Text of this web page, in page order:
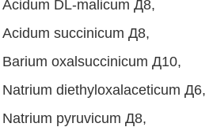
Acidum DL-malicum Д8,
Acidum succinicum Д8,
Barium oxalsuccinicum Д10,
Natrium diethyloxalaceticum Д6,
Natrium pyruvicum Д8,